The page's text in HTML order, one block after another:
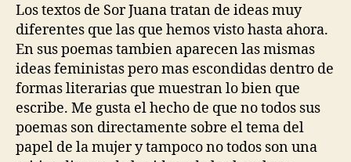
Los textos de Sor Juana tratan de ideas muy
diferentes que las que hemos visto hasta ahora.
En sus poemas tambien aparecen las mismas
ideas feministas pero mas escondidas dentro de
formas literarias que muestran lo bien que
escribe. Me gusta el hecho de que no todos sus
poemas son directamente sobre el tema del
papel de la mujer y tampoco no todos son una